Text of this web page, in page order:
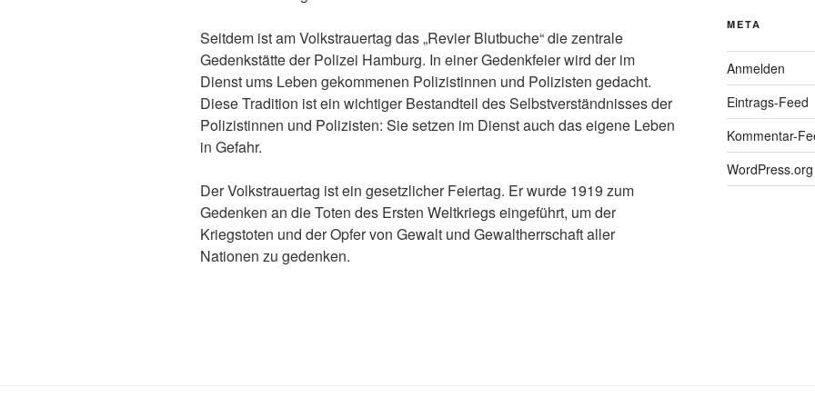
Seitdem ist am Volkstrauertag das „Revier Blutbuche“ die zentrale
Gedenkstätte der Polizei Hamburg. In einer Gedenkfeier wird der im
Dienst ums Leben gekommenen Polizistinnen und Polizisten gedacht.
Diese Tradition ist ein wichtiger Bestandteil des Selbstverständnisses der
Polizistinnen und Polizisten: Sie setzen im Dienst auch das eigene Leben
in Gefahr.
Der Volkstrauertag ist ein gesetzlicher Feiertag. Er wurde 1919 zum
Gedenken an die Toten des Ersten Weltkriegs eingeführt, um der
Kriegstoten und der Opfer von Gewalt und Gewaltherrschaft aller
Nationen zu gedenken.
META
Anmelden
Eintrags-Feed
Kommentar-
WordPress.org